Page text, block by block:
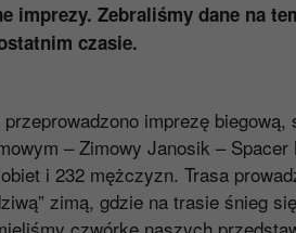
imprezy. Zebraliśmy dane na
czasie.
imprezę biegową,
– Zimowy Janosik – Spacer
i 232 mężczyzn. Trasa
zimą, gdzie na trasie śnieg